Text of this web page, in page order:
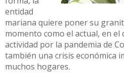
entidad
mariana quiere poner su
momento como el actual, en el
actividad por la pandemia de
también una crisis económica
muchos hogares.